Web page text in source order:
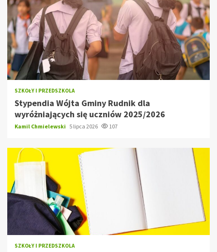
SZKOŁY I PRZEDSZKOLA
Stypendia Wójta Gminy Rudnik dla
wyróżniających się uczniów 2025/2026
Kamil Chmielewski 5 lipca 2026 107
SZKOŁY I PRZEDSZKOLA